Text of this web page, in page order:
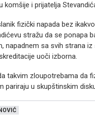
komšije i prijatelja
fizički napada bez
stražu da se ponapa
napadnem sa svih strana
uoči izborna.
takvim zloupotrebama da
pariraju u skupštinskim